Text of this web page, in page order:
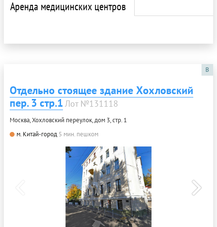
Аренда медицинских центров
B
Отдельно стоящее здание Хохловский
пер. 3 стр.1 Лот №131118
Москва, Хохловский переулок, дом 3, стр. 1
м. Китай-город 5 мин. пешком